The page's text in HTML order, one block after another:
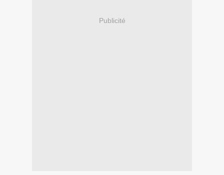
Publicité